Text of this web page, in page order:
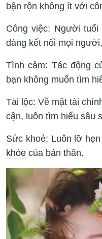
bận rộn không ít với
Công việc: Người
dàng kết nối mọi
Tình cảm: Tác động
bạn không muốn tìm
Tài lộc: Về mặt tài
cận, luôn tìm hiểu sâu
Sức khoẻ: Luôn lỡ
khỏe của bản thân.